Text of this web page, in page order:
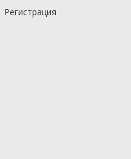
Регистрация